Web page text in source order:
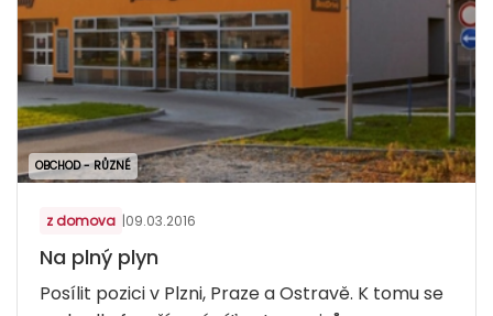
OBCHOD - RŮZNÉ
z domova |09.03.2016
Na plný plyn
Posílit pozici v Plzni, Praze a Ostravě. K tomu se